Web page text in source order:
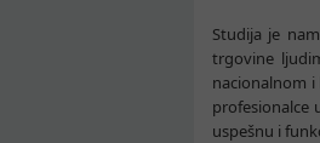
Studija je
trgovine
nacionalnom
profesionalce
uspešnu i